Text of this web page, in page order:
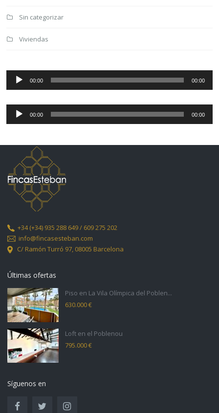
Sin categorizar
Viviendas
Reproductor
audio
00:00 00:00
Reproductor
audio
00:00 00:00
+34(+34) 935 288 649 / 609 275 202
info@fincasesteban.com
C/ Ramón Turró 97, 08005 Barcelona
Últimas ofertas
Piso en La Vila Olímpica del Poblen...
630.000 €
Loft en el Poblenou
795.000 €
Síguenos en